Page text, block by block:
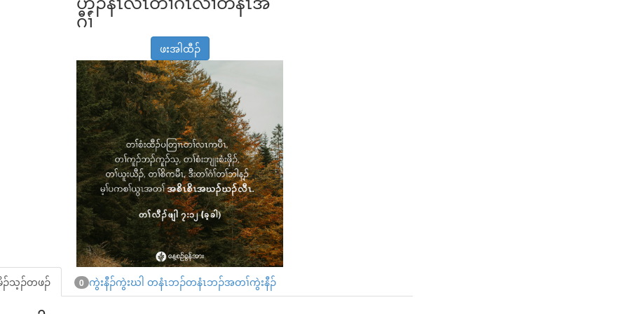
ဂီၢ်
ဖးအါထီၣ်
သ့ၣ်တဖၣ် 0 ကွဲးနီၣ်ကွဲးဃါ တနံၤဘၣ်တနံၤဘၣ်အတၢ်ကွဲးနီၣ်